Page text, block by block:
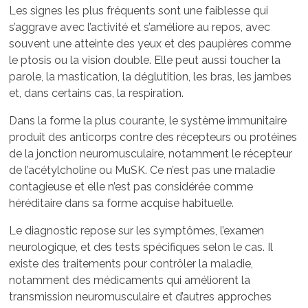
Les signes les plus fréquents sont une faiblesse qui
s’aggrave avec l’activité et s’améliore au repos, avec
souvent une atteinte des yeux et des paupières comme
le ptosis ou la vision double. Elle peut aussi toucher la
parole, la mastication, la déglutition, les bras, les jambes
et, dans certains cas, la respiration.
Dans la forme la plus courante, le système immunitaire
produit des anticorps contre des récepteurs ou protéines
de la jonction neuromusculaire, notamment le récepteur
de l’acétylcholine ou MuSK. Ce n’est pas une maladie
contagieuse et elle n’est pas considérée comme
héréditaire dans sa forme acquise habituelle.
Le diagnostic repose sur les symptômes, l’examen
neurologique, et des tests spécifiques selon le cas. Il
existe des traitements pour contrôler la maladie,
notamment des médicaments qui améliorent la
transmission neuromusculaire et d’autres approches